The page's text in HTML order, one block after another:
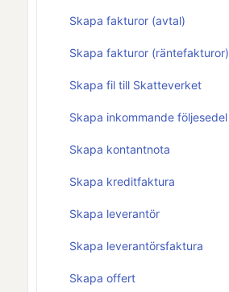
Skapa fakturor (avtal)
Skapa fakturor (räntefakturor)
Skapa fil till Skatteverket
Skapa inkommande följesedel
Skapa kontantnota
Skapa kreditfaktura
Skapa leverantör
Skapa leverantörsfaktura
Skapa offert